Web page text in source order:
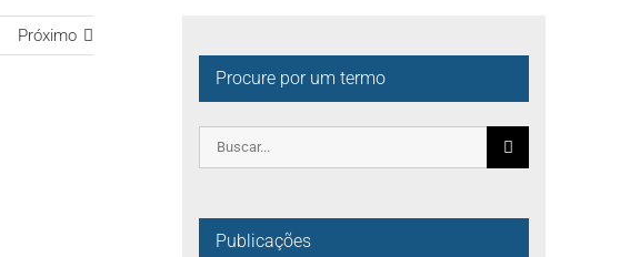
Próximo
Procure por um termo
Publicações